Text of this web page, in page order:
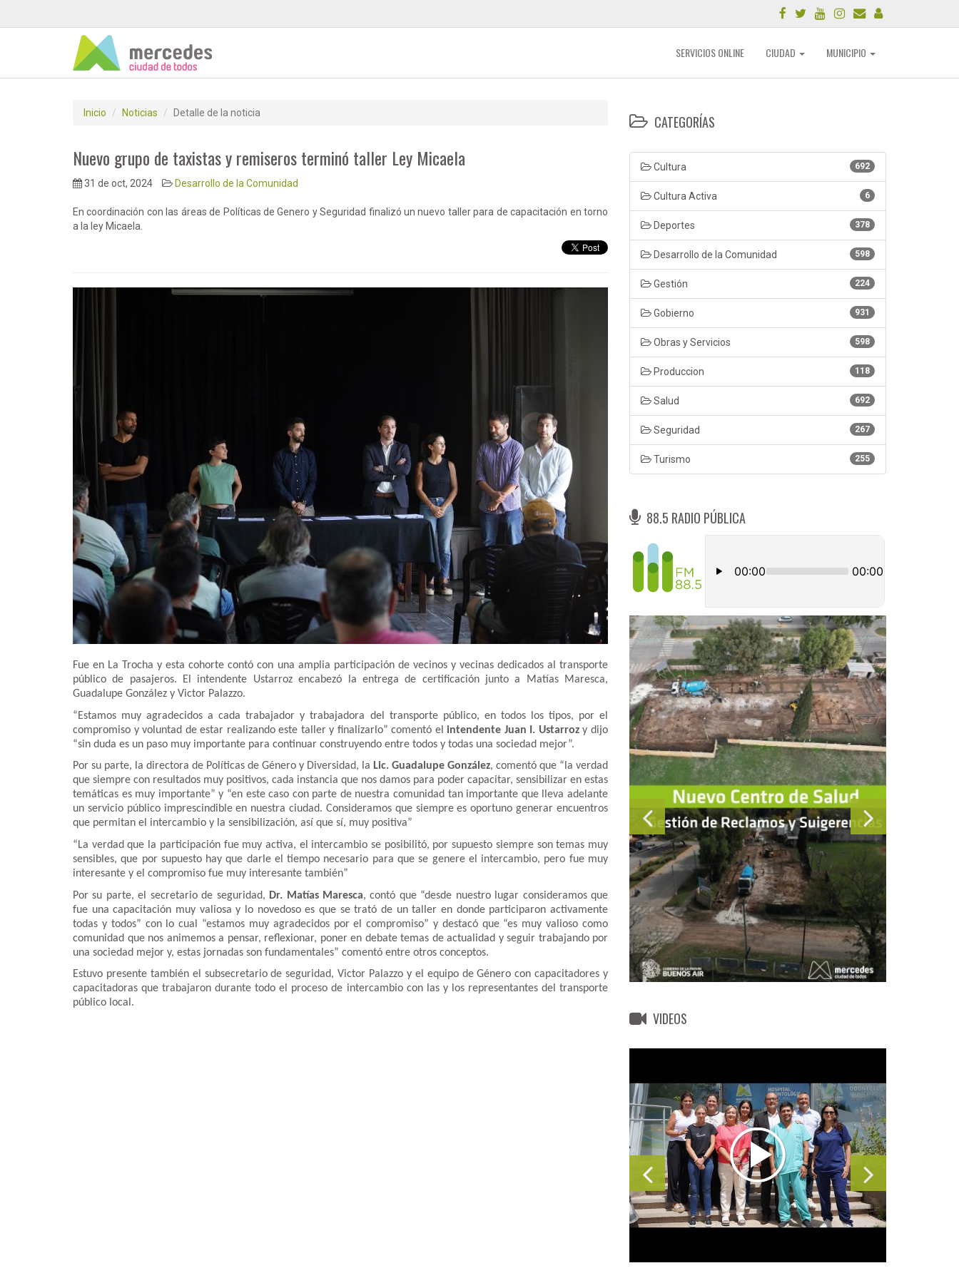
SERVICIOS ONLINE CIUDAD MUNICIPIO
Inicio Noticias Detalle de la noticia
Nuevo grupo de taxistas y remiseros terminó taller Ley Micaela
31 de oct, 2024 Desarrollo de la Comunidad
En coordinación con las áreas de Políticas de Genero y Seguridad finalizó un nuevo taller para de capacitación en torno
a la ley Micaela.
Fue en La Trocha y esta cohorte contó con una amplia participación de vecinos y vecinas dedicados al transporte
público de pasajeros. El intendente Ustarroz encabezó la entrega de certificación junto a Matías Maresca,
Guadalupe González y Victor Palazzo.
“Estamos muy agradecidos a cada trabajador y trabajadora del transporte público, en todos los tipos, por el
compromiso y voluntad de estar realizando este taller y finalizarlo” comentó elintendente Juan I. Ustarrozy dijo
“sin duda es un paso muy importante para continuar construyendo entre todos y todas una sociedad mejor”.
Por su parte, la directora de Políticas de Género y Diversidad, la Lic. Guadalupe González, comentó que “la verdad
que siempre con resultados muy positivos, cada instancia que nos damos para poder capacitar, sensibilizar en estas
temáticas es muy importante” y “en este caso con parte de nuestra comunidad tan importante que lleva adelante
un servicio público imprescindible en nuestra ciudad. Consideramos que siempre es oportuno generar encuentros
que permitan el intercambio y la sensibilización, así que sí, muy positiva”
“La verdad que la participación fue muy activa, el intercambio se posibilitó, por supuesto siempre son temas muy
sensibles, que por supuesto hay que darle el tiempo necesario para que se genere el intercambio, pero fue muy
interesante y el compromiso fue muy interesante también”
Por su parte, el secretario de seguridad, Dr. Matías Maresca, contó que “desde nuestro lugar consideramos que
fue una capacitación muy valiosa y lo novedoso es que se trató de un taller en donde participaron activamente
todas y todos” con lo cual “estamos muy agradecidos por el compromiso” y destacó que “es muy valioso como
comunidad que nos animemos a pensar, reflexionar, poner en debate temas de actualidad y seguir trabajando por
una sociedad mejor y, estas jornadas son fundamentales” comentó entre otros conceptos.
Estuvo presente también el subsecretario de seguridad, Victor Palazzo y el equipo de Género con capacitadores y
capacitadoras que trabajaron durante todo el proceso de intercambio con las y los representantes del transporte
público local.
CATEGORÍAS
692
Cultura
6
Cultura Activa
378
Deportes
598
Desarrollo de la Comunidad
224
Gestión
931
Gobierno
598
Obras y Servicios
118
Produccion
692
Salud
267
Seguridad
255
Turismo
88.5 RADIO PÚBLICA
VIDEOS